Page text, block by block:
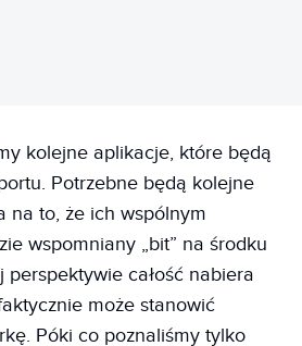
kolejne aplikacje, które będą
Potrzebne będą kolejne
na to, że ich wspólnym
wspomniany „bit” na środku
perspektywie całość nabiera
może stanowić
Póki co poznaliśmy tylko